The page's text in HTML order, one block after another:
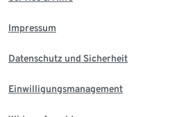
Impressum
Datenschutz und Sicherheit
Einwilligungsmanagement